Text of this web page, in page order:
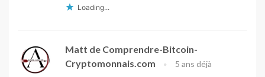
Loading...
Matt de Comprendre-Bitcoin-
Cryptomonnais.com
5 ans déjà